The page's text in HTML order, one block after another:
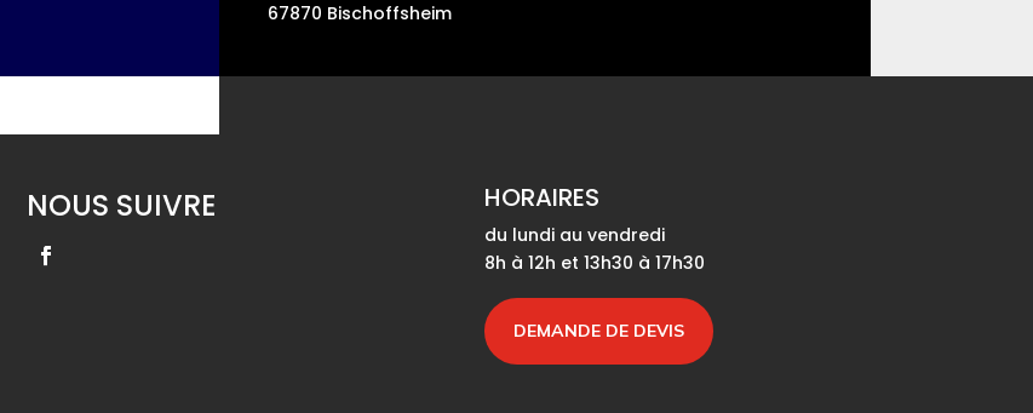
67870 Bischoffsheim
NOUS SUIVRE HORAIRES
du lundi au vendredi
8h à 12h et 13h30 à 17h30
DEMANDE DE DEVIS